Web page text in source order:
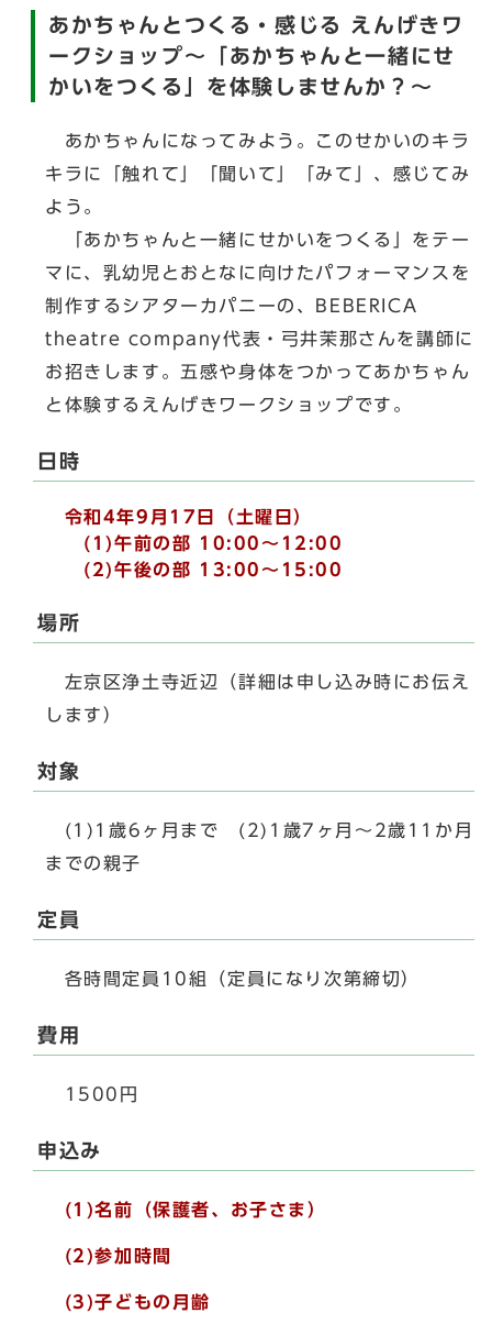
あかちゃんとつくる・感じる えんげきワ
ークショップ～「あかちゃんと一緒にせ
かいをつくる」を体験しませんか？～
あかちゃんになってみよう。このせかいのキラ
キラに「触れて」「聞いて」「みて」、感じてみ
よう。
「あかちゃんと一緒にせかいをつくる」をテー
マに、乳幼児とおとなに向けたパフォーマンスを
制作するシアターカパニーの、BEBERICA
theatre company代表・弓井茉那さんを講師に
お招きします。五感や身体をつかってあかちゃん
と体験するえんげきワークショップです。
日時
令和4年9月17日（土曜日）
(1)午前の部 10:00～12:00
(2)午後の部 13:00～15:00
場所
左京区浄土寺近辺（詳細は申し込み時にお伝え
します）
対象
(1)1歳6ヶ月まで (2)1歳7ヶ月～2歳11か月
までの親子
定員
各時間定員10組（定員になり次第締切）
費用
1500円
申込み
(1)名前（保護者、お子さま）
(2)参加時間
(3)子どもの月齢